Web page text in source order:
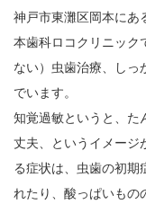
神戸市東灘区岡本にあ
本歯科ロコクリニック
ない）虫歯治療、しっ
でいます。
知覚過敏というと、た
丈夫、というイメージ
る症状は、虫歯の初期
れたり、酸っぱいもの